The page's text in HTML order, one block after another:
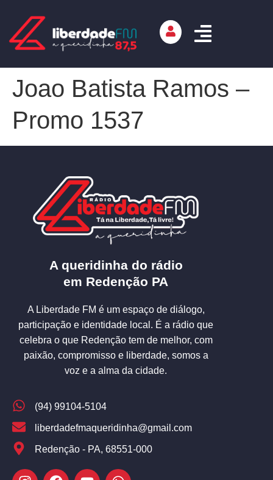
Joao Batista Ramos –
Promo 1537
A queridinha do rádio
em Redenção PA
A Liberdade FM é um espaço de diálogo,
participação e identidade local. É a rádio que
celebra o que Redenção tem de melhor, com
paixão, compromisso e liberdade, somos a
voz e a alma da cidade.
(94) 99104-5104
liberdadefmaqueridinha@gmail.com
Redenção - PA, 68551-000